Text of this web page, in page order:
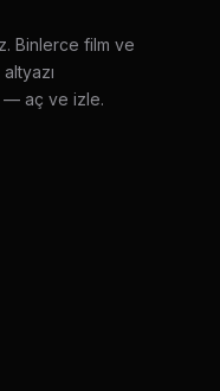
Binlerce film ve
— aç ve izle.